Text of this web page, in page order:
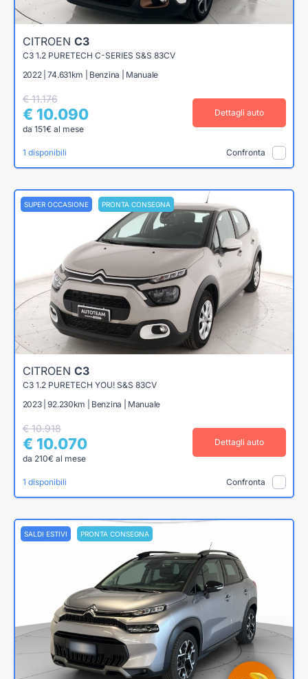
CITROEN C3
C3 1.2 PURETECH C-SERIES S&S 83CV
2022 | 74.631km | Benzina | Manuale
€ 11.176
€ 10.090
da 151€ al mese
Dettagli auto
1 disponibili Confronta
SUPER OCCASIONE PRONTA CONSEGNA
CITROEN C3
C3 1.2 PURETECH YOU! S&S 83CV
2023 | 92.230km | Benzina | Manuale
€ 10.918
€ 10.070
da 210€ al mese
Dettagli auto
1 disponibili Confronta
SALDI ESTIVI PRONTA CONSEGNA